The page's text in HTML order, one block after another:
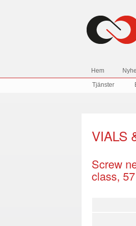
Hem
Tjänster
VIALS
Screw
class,